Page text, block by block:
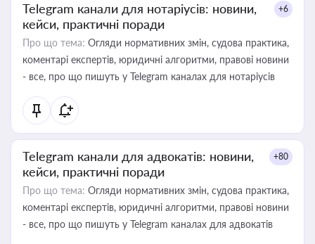
Telegram канали для нотаріусів: новини,
кейси, практичні поради
+6
Про що тема: Огляди нормативних змін, судова практика,
коментарі експертів, юридичні алгоритми, правові новини
- все, про що пишуть у Telegram каналах для нотаріусів
Telegram канали для адвокатів: новини,
кейси, практичні поради
+80
Про що тема: Огляди нормативних змін, судова практика,
коментарі експертів, юридичні алгоритми, правові новини
- все, про що пишуть у Telegram каналах для адвокатів